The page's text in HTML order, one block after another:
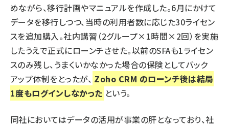
めながら、移行計画やマニュアルを作成した。6月にかけて
データを移行しつつ、当時の利用者数に応じた30ライセン
スを追加購入。社内講習（2グループ×1時間×2回）を実施
したうえで正式にローンチさせた。以前のSFAも1ライセン
スのみ残し、うまくいかなかった場合の保険としてバック
アップ体制をとったが、 Zoho CRM のローンチ後は結局
1度もログインしなかった という。
同社においてはデータの活用が事業の肝となっており、社